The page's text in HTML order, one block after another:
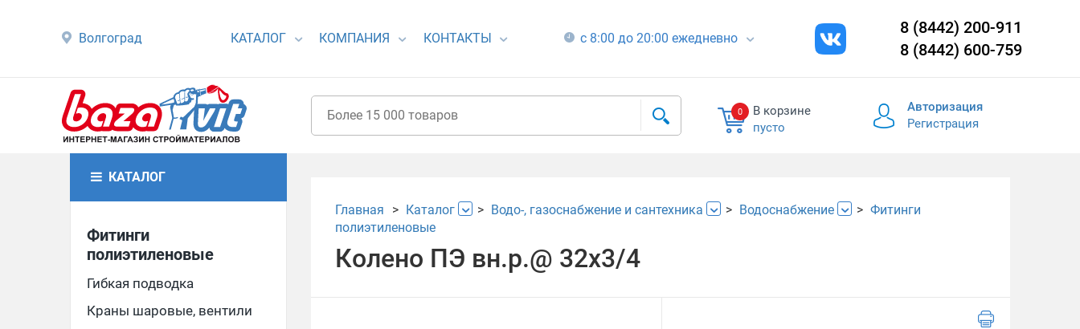
Волгоград КАТАЛОГ КОМПАНИЯ КОНТАКТЫ с 8:00 до 20:00 ежедневно
8 (8442) 200-911
8 (8442) 600-759
0
В корзине
пусто
Авторизация
Регистрация
КАТАЛОГ
Фитинги
полиэтиленовые
Гибкая подводка
Краны шаровые, вентили
Главная Каталог Водо-, газоснабжение и сантехника Водоснабжение
Фитинги
полиэтиленовые
Колено ПЭ вн.р.@ 32х3/4